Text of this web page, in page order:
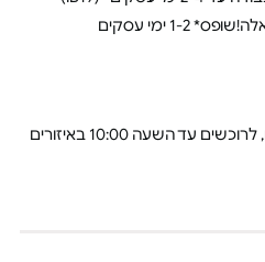
1-2 ימי עסקים
משלוח Same Day מהיום להיום, לרוכשים עד השעה 10:00 באיזורים